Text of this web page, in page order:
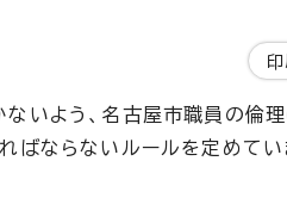
印
いよう、名古屋市職員の倫
ばならないルールを定めてい